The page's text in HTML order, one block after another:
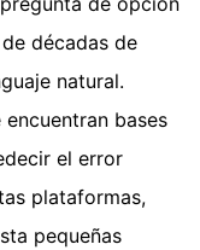
décadas de
natural.
bases
el error
plataformas,
pequeñas